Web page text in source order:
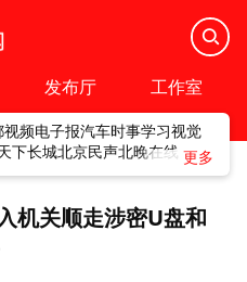
发布厅 工作室
视频电子报汽车时事学习视觉
下长城北京民声北晚在线
机关顺走涉密U盘和